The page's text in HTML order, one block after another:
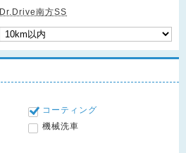
Dr.Drive南方SS
コーティング
機械洗車